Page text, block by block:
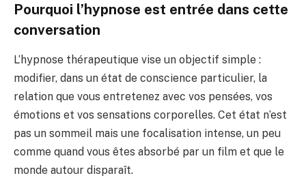
Pourquoi l’hypnose est entrée dans cette
conversation
L’hypnose thérapeutique vise un objectif simple :
modifier, dans un état de conscience particulier, la
relation que vous entretenez avec vos pensées, vos
émotions et vos sensations corporelles. Cet état n’est
pas un sommeil mais une focalisation intense, un peu
comme quand vous êtes absorbé par un film et que le
monde autour disparaît.